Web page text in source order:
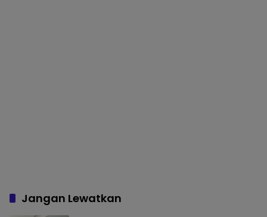
Jangan Lewatkan